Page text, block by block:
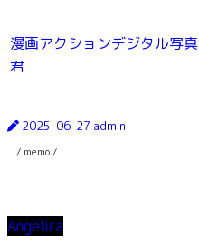
漫画アクションデジタル写
君
2025-06-27 admin
/ memo /
Angelica